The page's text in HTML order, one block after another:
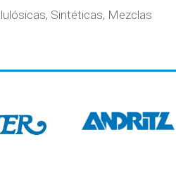
Sintéticas, Mezclas